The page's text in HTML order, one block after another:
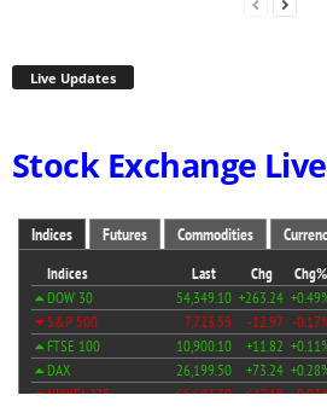
Live Updates
Stock Exchange Live